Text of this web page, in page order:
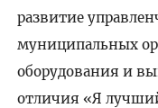
развитие
муниципальных
оборудования и
отличия «Я